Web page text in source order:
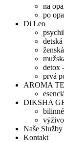
na
po
Di Leo
detox
prvá
AROMA
DIKSHA
Naše Služby
Kontakt